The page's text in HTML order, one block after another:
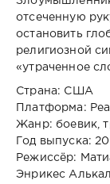
отсеченную
остановить
религиозной
«утраченное
Страна: США
Платформа:
Жанр: боевик,
Год выпуска:
Режиссёр:
Энрикес